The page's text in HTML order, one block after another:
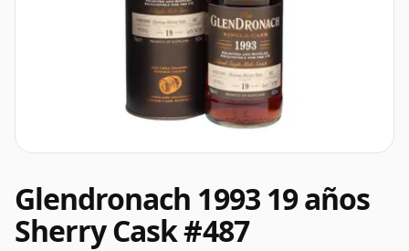
Glendronach 1993 19 años
Sherry Cask #487